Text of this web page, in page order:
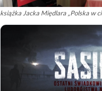
książka Jacka Międlara „Polska w